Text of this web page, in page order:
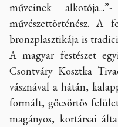
műveinek
művészettörténész. A
bronzplasztikája is
A magyar festészet
Csontváry Kosztka
vásznával a hátán,
formált, göcsörtös
magányos, kortársai